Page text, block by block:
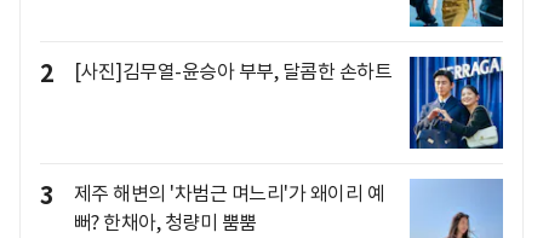
2 [사진]김무열-윤승아 부부, 달콤한 손하트
3
제주 해변의 '차범근 며느리'가 왜이리 예
뻐? 한채아, 청량미 뿜뿜